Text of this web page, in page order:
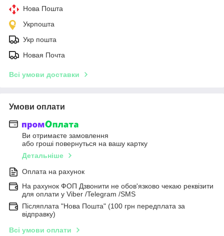
Нова Пошта
Укрпошта
Укр пошта
Новая Почта
Всі умови доставки
Умови оплати
Ви отримаєте замовлення
або гроші повернуться на вашу картку
Детальніше
Оплата на рахунок
На рахунок ФОП Дзвонити не обов'язково чекаю реквізити
для оплати у Viber /Telegram /SMS
Післяплата "Нова Пошта" (100 грн передплата за
відправку)
Всі умови оплати